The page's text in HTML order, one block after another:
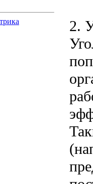
2.